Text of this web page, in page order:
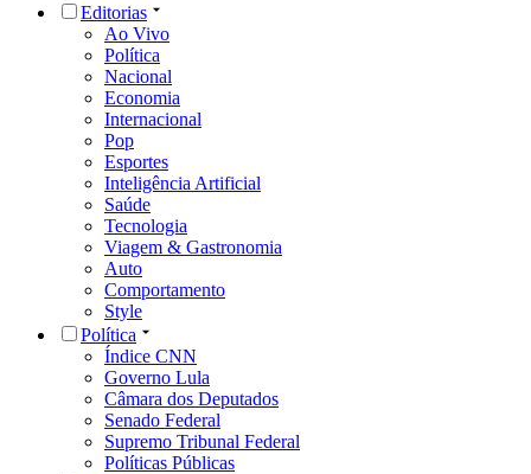
Editorias
Ao Vivo
Política
Nacional
Economia
Internacional
Pop
Esportes
Inteligência Artificial
Saúde
Tecnologia
Viagem & Gastronomia
Auto
Comportamento
Style
Política
Índice CNN
Governo Lula
Câmara dos Deputados
Senado Federal
Supremo Tribunal Federal
Políticas Públicas